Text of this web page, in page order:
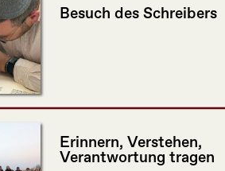
Besuch des Schreibers
Erinnern, Verstehen,
Verantwortung tragen